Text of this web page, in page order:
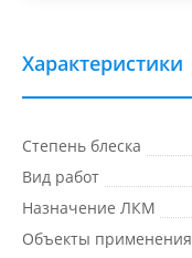
Характеристики
Степень блеска
Вид работ
Назначение ЛКМ
Объекты применения